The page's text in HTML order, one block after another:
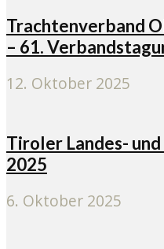
Trachtenverband
– 61.
12. Oktober 2025
Tiroler Landes-
2025
6. Oktober 2025